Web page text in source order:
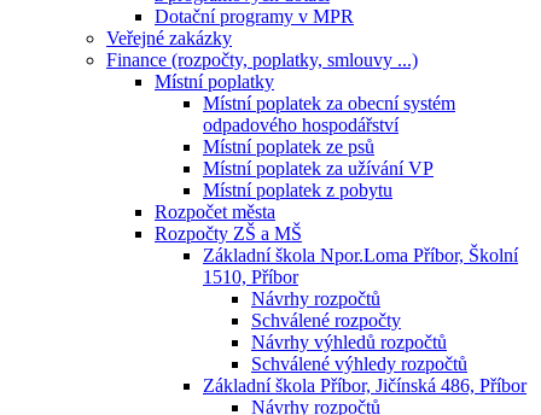
Dotační programy v MPR
Veřejné zakázky
Finance (rozpočty, poplatky, smlouvy ...)
Místní poplatky
Místní poplatek za obecní systém
odpadového hospodářství
Místní poplatek ze psů
Místní poplatek za užívání VP
Místní poplatek z pobytu
Rozpočet města
Rozpočty ZŠ a MŠ
Základní škola Npor.Loma Příbor, Školní
1510, Příbor
Návrhy rozpočtů
Schválené rozpočty
Návrhy výhledů rozpočtů
Schválené výhledy rozpočtů
Základní škola Příbor, Jičínská 486, Příbor
Návrhy rozpočtů